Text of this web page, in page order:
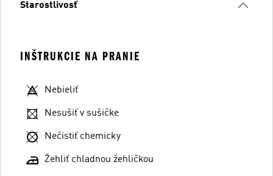
Starostlivosť
INŠTRUKCIE NA PRANIE
Nebieliť
Nesušiť v sušičke
Nečistiť chemicky
Žehliť chladnou žehličkou